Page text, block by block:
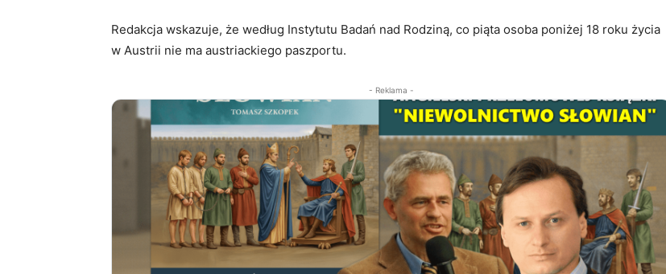
Redakcja wskazuje, że według Instytutu Badań nad Rodziną, co piąta osoba poniżej 18 roku życia
w Austrii nie ma austriackiego paszportu.
- Reklama -